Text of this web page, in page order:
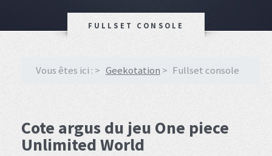
FULLSET CONSOLE
Vous êtes ici : Geekotation Fullset console
Cote argus du jeu One piece
Unlimited World